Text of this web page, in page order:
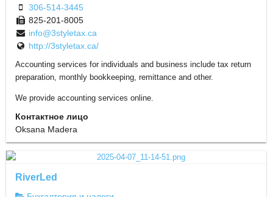
306-514-3445
825-201-8005
info@3styletax.ca
http://3styletax.ca/
Accounting services for individuals and business include tax return
preparation, monthly bookkeeping, remittance and other.
We provide accounting services online.
Контактное лицо
Oksana Madera
RiverLed